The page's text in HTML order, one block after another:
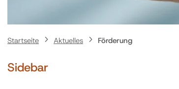
Startseite Aktuelles Förderung
Sidebar